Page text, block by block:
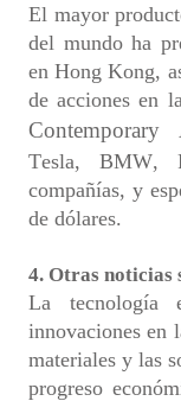
El mayor
del mundo ha
en Hong Kong,
de acciones en
Tesla, BMW,
compañías, y
de dólares.
4. Otras noticias
La tecnología
innovaciones en
materiales y las
progreso